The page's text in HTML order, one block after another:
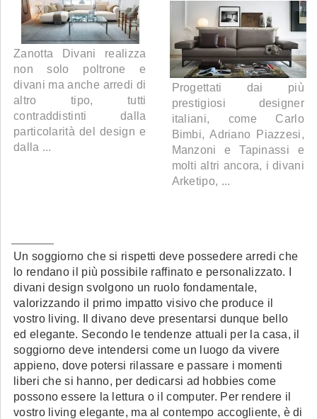
Zanotta Divani realizza
non solo poltrone e
divani ma anche arredi di
altro tipo, tutti
contraddistinti dalla
particolarità del design e
dalla ...
Progettati dai più
prestigiosi designer
italiani, come Carlo
Bimbi, Adriano Piazzesi,
Manzoni e Tapinassi e
molti altri ancora, i divani
Arketipo, ...
Un soggiorno che si rispetti deve possedere arredi che
lo rendano il più possibile raffinato e personalizzato. I
divani design svolgono un ruolo fondamentale,
valorizzando il primo impatto visivo che produce il
vostro living. Il divano deve presentarsi dunque bello
ed elegante. Secondo le tendenze attuali per la casa, il
soggiorno deve intendersi come un luogo da vivere
appieno, dove potersi rilassare e passare i momenti
liberi che si hanno, per dedicarsi ad hobbies come
possono essere la lettura o il computer. Per rendere il
vostro living elegante, ma al contempo accogliente, è di